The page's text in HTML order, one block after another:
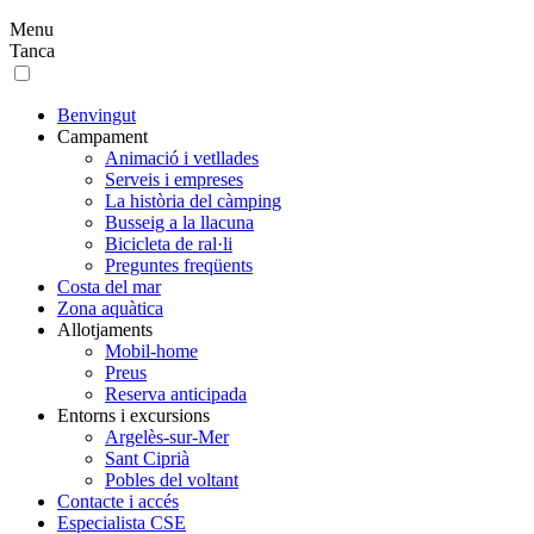
Menu
Tanca
Benvingut
Campament
Animació i vetllades
Serveis i empreses
La història del càmping
Busseig a la llacuna
Bicicleta de ral·li
Preguntes freqüents
Costa del mar
Zona aquàtica
Allotjaments
Mobil-home
Preus
Reserva anticipada
Entorns i excursions
Argelès-sur-Mer
Sant Ciprià
Pobles del voltant
Contacte i accés
Especialista CSE